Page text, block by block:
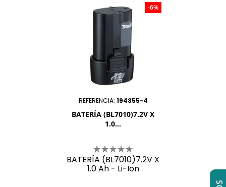
REFERENCIA: 194355-4
BATERÍA (BL7010)7.2V X
1.0...
BATERÍA (BL7010)7.2V X
1.0 Ah - Li-Ion
-6%